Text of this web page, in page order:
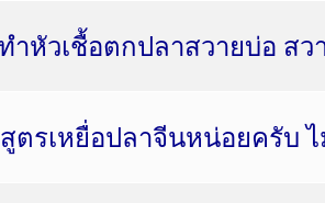
ำหัวเชื้อตกปลาสวายบ่อ สว
ตรเหยื่อปลาจีนหน่อยครับ ไ